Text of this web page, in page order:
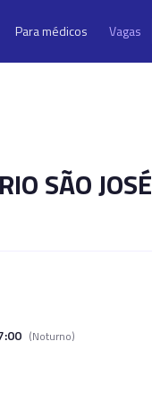
Para médicos Vagas
SÃO JOSÉ
(Noturno)